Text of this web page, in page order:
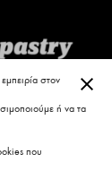
στον
ή να τα
που